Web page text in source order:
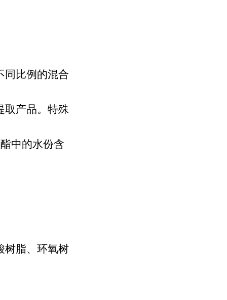
同比例的混合
取产品。特殊
中的水份含
树脂、环氧树